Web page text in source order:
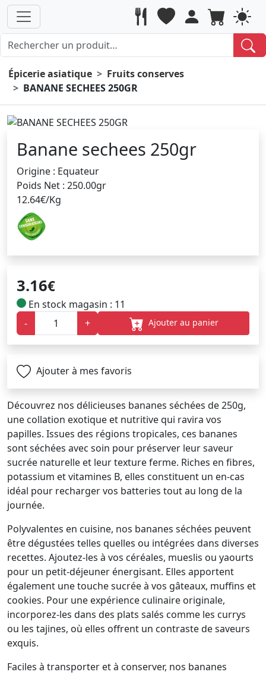
Épicerie asiatique
Fruits conserves
BANANE SECHEES 250GR
Banane sechees 250gr
Origine : Equateur
Poids Net : 250.00gr
12.64€/Kg
3.16€
En stock magasin : 11
-
+ Ajouter au panier
Ajouter à mes favoris
Découvrez nos délicieuses bananes séchées de 250g,
une collation exotique et nutritive qui ravira vos
papilles. Issues des régions tropicales, ces bananes
sont séchées avec soin pour préserver leur saveur
sucrée naturelle et leur texture ferme. Riches en fibres,
potassium et vitamines B, elles constituent un en-cas
idéal pour recharger vos batteries tout au long de la
journée.
Polyvalentes en cuisine, nos bananes séchées peuvent
être dégustées telles quelles ou intégrées dans diverses
recettes. Ajoutez-les à vos céréales, mueslis ou yaourts
pour un petit-déjeuner énergisant. Elles apportent
également une touche sucrée à vos gâteaux, muffins et
cookies. Pour une expérience culinaire originale,
incorporez-les dans des plats salés comme les currys
ou les tajines, où elles offrent un contraste de saveurs
exquis.
Faciles à transporter et à conserver, nos bananes